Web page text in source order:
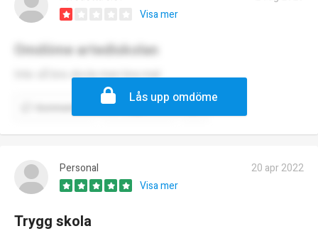
Visa mer
Omdöme artediskolan
Inte så bra skola men bra mat
Lås upp omdöme
Personal
20 apr 2022
Visa mer
Trygg skola